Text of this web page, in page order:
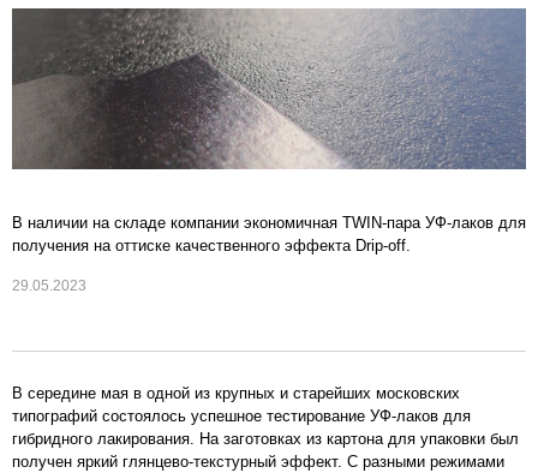
В наличии на складе компании экономичная TWIN-пара УФ-лаков для
получения на оттиске качественного эффекта Drip-off.
29.05.2023
В середине мая в одной из крупных и старейших московских
типографий состоялось успешное тестирование УФ-лаков для
гибридного лакирования. На заготовках из картона для упаковки был
получен яркий глянцево-текстурный эффект. С разными режимами